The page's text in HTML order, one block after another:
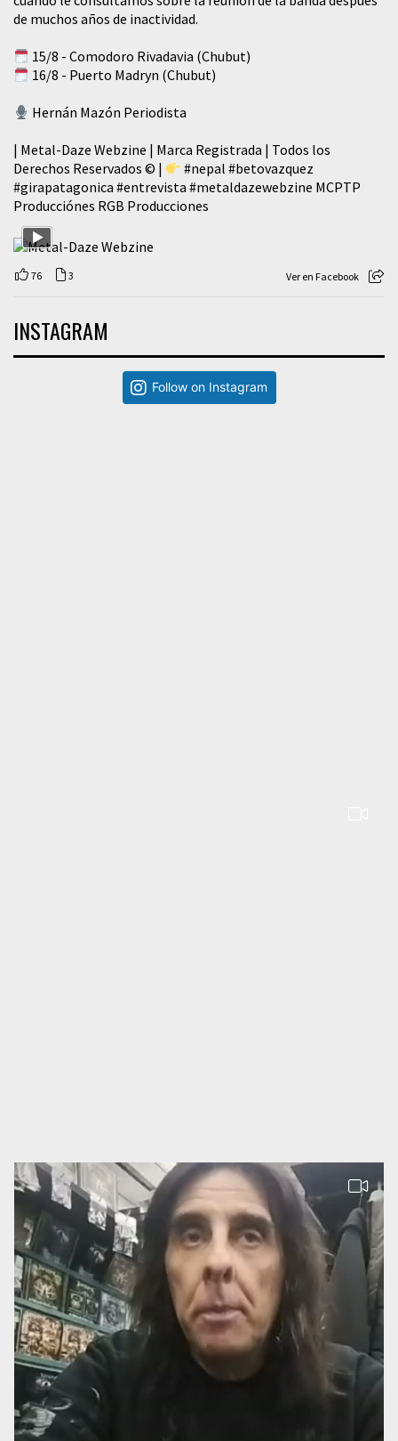
de muchos años de inactividad.
15/8 - Comodoro Rivadavia (Chubut)
16/8 - Puerto Madryn (Chubut)
Hernán Mazón Periodista
| Metal-Daze Webzine | Marca Registrada | Todos los
Derechos Reservados © |
#nepal #betovazquez
#girapatagonica #entrevista #metaldazewebzine MCPTP
Producciónes RGB Producciones
76 3 Ver en Facebook
INSTAGRAM
Follow on Instagram